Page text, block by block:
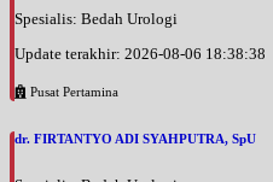
Spesialis: Bedah Urologi
Update terakhir: 2026-08-06 18:38:38
Pusat Pertamina
dr. FIRTANTYO ADI SYAHPUTRA, SpU